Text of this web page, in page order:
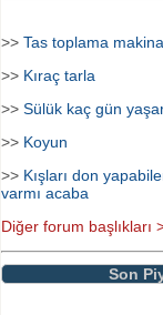
>> Tas toplama
>> Kıraç tarla
>> Sülük kaç gün
>> Koyun
>> Kışları don
varmı acaba
Diğer forum başlıkları
Son